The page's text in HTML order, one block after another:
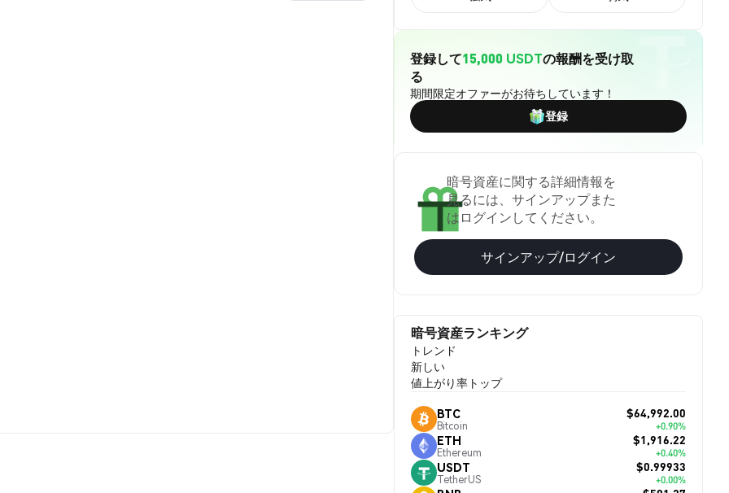
登録して15,000 USDTの報酬を受け取
る
期間限定オファーがお待ちしています！
登録
暗号資産に関する詳細情報を
見るには、サインアップまた
はログインしてください。
サインアップ/ログイン
暗号資産ランキング
トレンド
新しい
値上がり率トップ
BTC
Bitcoin
$64,992.00
+0.90%
ETH
Ethereum
$1,916.22
+0.40%
USDT
TetherUS
$0.99933
+0.00%